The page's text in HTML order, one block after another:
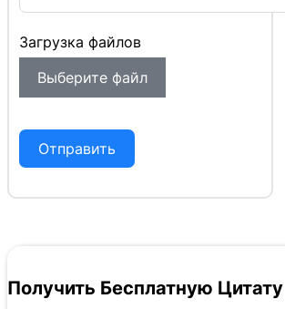
Загрузка файлов
Выберите файл
Отправить
Получить Бесплатную Цитату